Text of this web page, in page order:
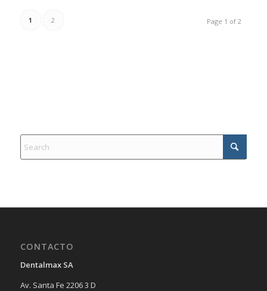
Page 1 of 2
1 2
CONTACTO
Dentalmax SA
Av. Santa Fe 2206 3 D